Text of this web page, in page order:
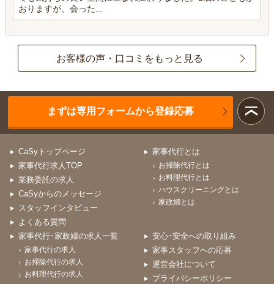
おりますが、会った...
お客様の声・口コミをもっと見る
まずは専用フォームから登録応募
CaSyトップページ
家事代行求人TOP
業務委託の求人
CaSyからのメッセージ
スタッフインタビュー
よくある質問
家事代行とは
お掃除代行とは
お料理代行とは
ハウスクリーニングとは
家政婦とは
家事代行･家政婦の求人一覧
家事代行の求人
お掃除代行の求人
お料理代行の求人
安心･安全への取り組み
家事スタッフへの応募
運営会社について
プライバシーポリシー